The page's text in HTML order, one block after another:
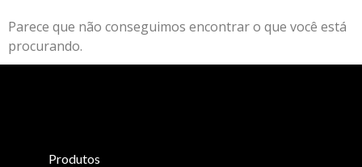
Parece que não conseguimos encontrar o que você está
procurando.
Produtos